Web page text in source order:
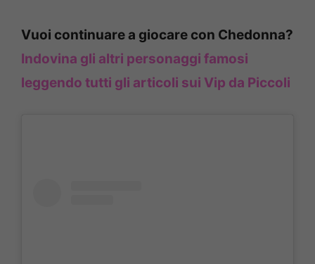
Vuoi continuare a giocare con Chedonna?
Indovina gli altri personaggi famosi
leggendo tutti gli articoli sui Vip da Piccoli